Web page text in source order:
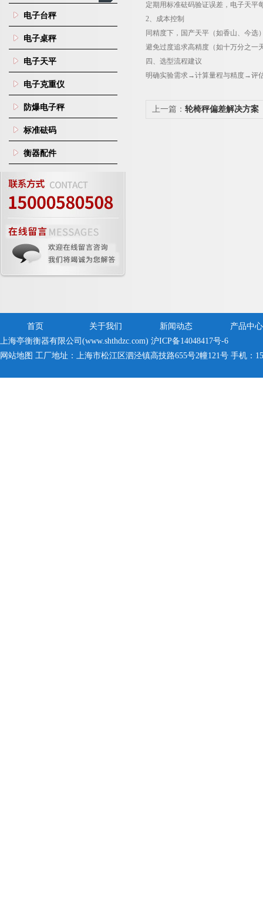
电子台秤
电子桌秤
电子天平
电子克重仪
防爆电子秤
标准砝码
衡器配件
定期用标准砝码验证误差，电子天平
2、 成本控制
同精度下，国产天平（如香山、今选
避免过度追求高精度（如十万分之一
四、选型流程建议
明确实验需求→计算量程与精度→评
上一篇： 轮椅秤偏差解决方案
首页 关于我们 新闻动态
产品中心
上海亭衡衡器有限公司(www.shthdzc.com) 沪ICP备14048417号-6
网站地图 工厂地址：上海市松江区泗泾镇高技路655号2幢121号 手机：